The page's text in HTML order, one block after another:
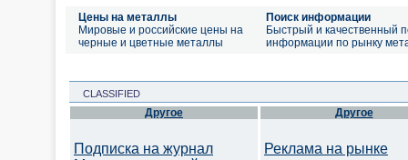
Цены на металлы
Мировые и российские цены на
черные и цветные металлы
Поиск информации
Быстрый и качественный
информации по рынку
CLASSIFIED
Другое
Подписка на журнал
Другое
Реклама на рынке